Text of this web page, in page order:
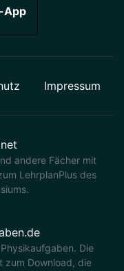
App
Impressum
andere Fächer mit
LehrplanPlus des
Die
zum Download, die